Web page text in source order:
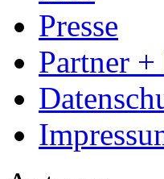
Premium
Textarten
Services